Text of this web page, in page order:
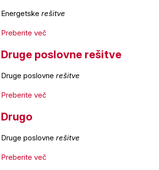
Energetske rešitve
Preberite več
Druge poslovne rešitve
Druge poslovne rešitve
Preberite več
Drugo
Druge poslovne rešitve
Preberite več